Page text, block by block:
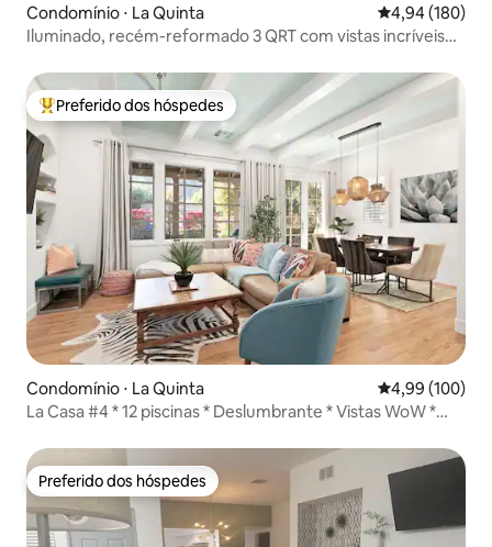
Condomínio ⋅ La Quinta 4,94 de uma
4,94 (180)
Iluminado, recém-reformado 3 QRT com vistas incríveis
Entre os melhores preferidos dos hóspedes
Preferido dos hóspedes
Condomínio ⋅ La Quinta 4,99 de uma
4,99 (100)
La Casa #4 * 12 piscinas * Deslumbrante * Vistas WoW *
Preferido dos hóspedes
Preferido dos hóspedes